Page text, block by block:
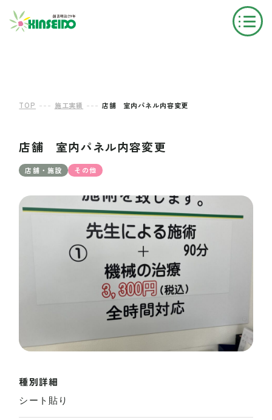
TOP --- 施工実績 --- 店舗 室内パネル内容変更
店舗 室内パネル内容変更
店舗・施設 その他
種別詳細
シート貼り